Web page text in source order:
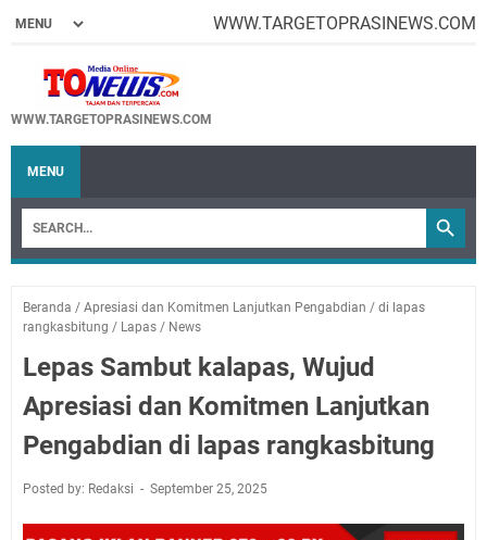
WWW.TARGETOPRASINEWS.COM
WWW.TARGETOPRASINEWS.COM
MENU
Beranda / Apresiasi dan Komitmen Lanjutkan Pengabdian / di lapas
rangkasbitung / Lapas / News
Lepas Sambut kalapas, Wujud
Apresiasi dan Komitmen Lanjutkan
Pengabdian di lapas rangkasbitung
Posted by: Redaksi September 25, 2025